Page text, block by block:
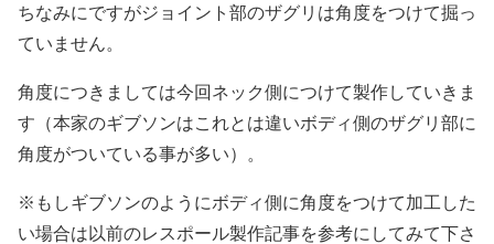
ちなみにですがジョイント部のザグリは角度をつけて掘っ
ていません。
角度につきましては今回ネック側につけて製作していきま
す（本家のギブソンはこれとは違いボディ側のザグリ部に
角度がついている事が多い）。
※もしギブソンのようにボディ側に角度をつけて加工した
い場合は以前のレスポール製作記事を参考にしてみて下さ